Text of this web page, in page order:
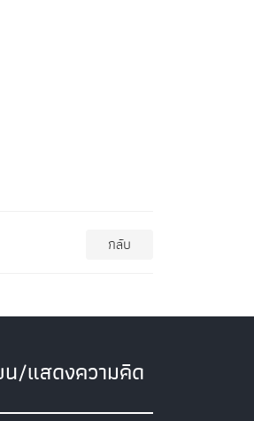
กลับ
น/แสดงความคิด